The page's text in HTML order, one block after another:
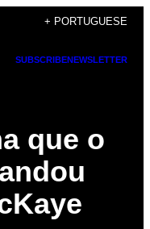
+ PORTUGUESE
SUBSCRIBENEWSLETTER
que o